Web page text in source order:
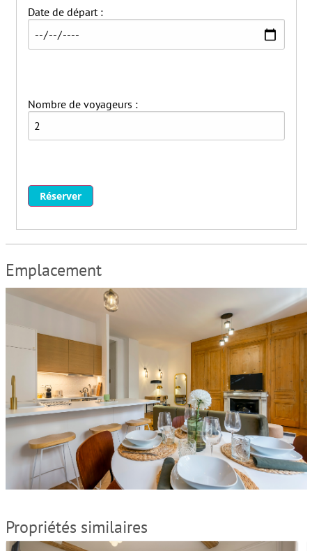
Date de départ :
Nombre de voyageurs :
Réserver
Emplacement
Propriétés similaires